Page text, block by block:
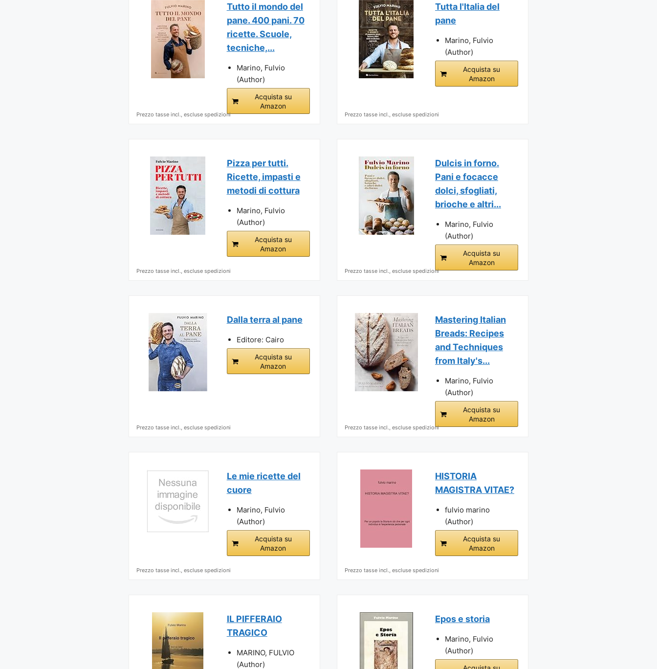
Tutto il mondo del
pane. 400 pani. 70
ricette. Scuole,
tecniche,...
Marino, Fulvio
(Author)
Acquista su
Amazon
Prezzo tasse incl., escluse spedizioni
Tutta l'Italia del
pane
Marino, Fulvio
(Author)
Acquista su
Amazon
Prezzo tasse incl., escluse spedizioni
Pizza per tutti.
Ricette, impasti e
metodi di cottura
Marino, Fulvio
(Author)
Acquista su
Amazon
Prezzo tasse incl., escluse spedizioni
Dulcis in forno.
Pani e focacce
dolci, sfogliati,
brioche e altri...
Marino, Fulvio
(Author)
Acquista su
Amazon
Prezzo tasse incl., escluse spedizioni
Dalla terra al pane
Editore: Cairo
Acquista su
Amazon
Prezzo tasse incl., escluse spedizioni
Mastering Italian
Breads: Recipes
and Techniques
from Italy's...
Marino, Fulvio
(Author)
Acquista su
Amazon
Prezzo tasse incl., escluse spedizioni
Le mie ricette del
cuore
Marino, Fulvio
(Author)
Acquista su
Amazon
Prezzo tasse incl., escluse spedizioni
HISTORIA
MAGISTRA VITAE?
fulvio marino
(Author)
Acquista su
Amazon
Prezzo tasse incl., escluse spedizioni
IL PIFFERAIO
TRAGICO
MARINO, FULVIO
(Author)
Epos e storia
Marino, Fulvio
(Author)